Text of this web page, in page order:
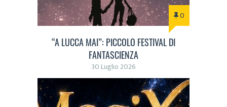
0
“A LUCCA MAI”: PICCOLO FESTIVAL DI
FANTASCIENZA
30 Luglio 2026